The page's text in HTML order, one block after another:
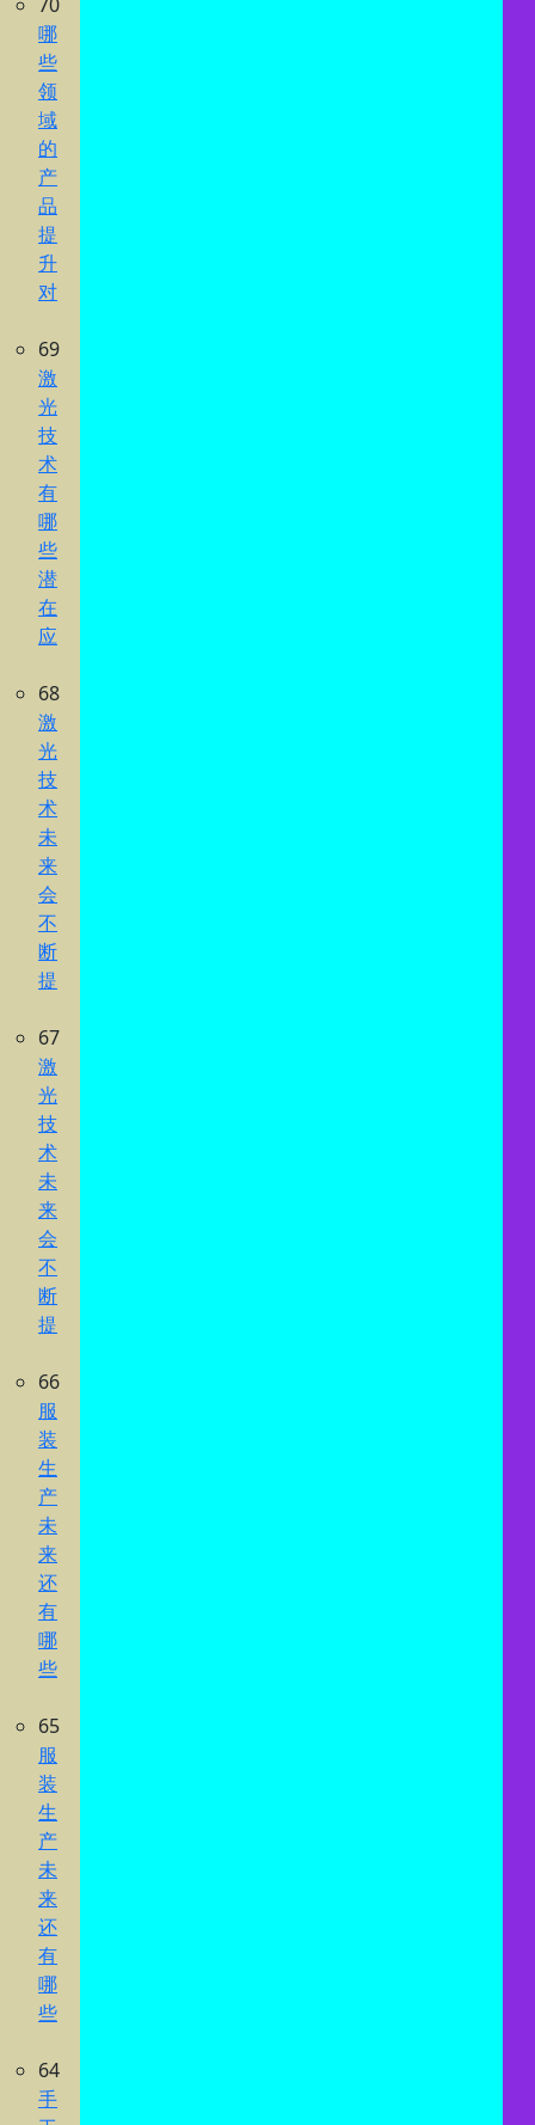
哪
些
领
域
的
产
品
提
升
对
69
激
光
技
术
有
哪
些
潜
在
应
68
激
光
技
术
未
来
会
不
断
提
67
激
光
技
术
未
来
会
不
断
提
66
服
装
生
产
未
来
还
有
哪
些
65
服
装
生
产
未
来
还
有
哪
些
64
手